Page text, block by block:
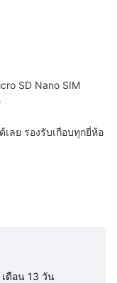
SD Nano SIM
ลย รองรับเกือบทุกยี่ห้อ
เดือน 13 วัน